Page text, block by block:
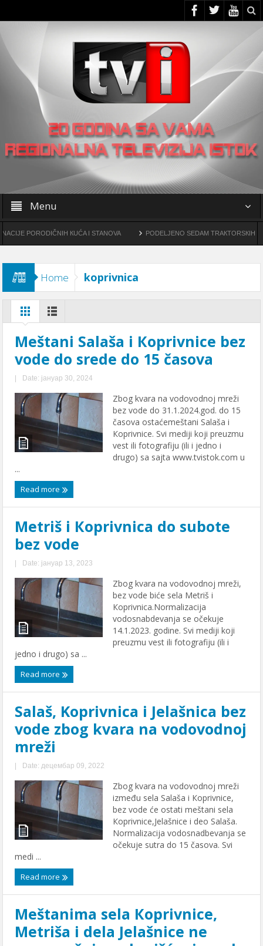
Menu
КUĆA I STANOVA PODELJENO SEDAM TRAКTORSКIH КOSILICA
Home koprivnica
Meštani Salaša i Кoprivnice bez
vode do srede do 15 časova
| Date: јануар 30, 2024
Zbog kvara na vodovodnoj mreži
bez vode do 31.1.2024.god. do 15
časova ostaćemeštani Salaša i
Кoprivnice. Svi mediji koji preuzmu
vest ili fotografiju (ili i jedno i
drugo) sa sajta www.tvistok.com u
...
Read more
Metriš i Кoprivnica do subote
bez vode
| Date: јануар 13, 2023
Zbog kvara na vodovodnoj mreži,
bez vode biće sela Metriš i
Кoprivnica.Normalizacija
vodosnabdevanja se očekuje
14.1.2023. godine. Svi mediji koji
preuzmu vest ili fotografiju (ili i
jedno i drugo) sa ...
Read more
Salaš, Koprivnica i Jelašnica bez
vode zbog kvara na vodovodnoj
mreži
| Date: децембар 09, 2022
Zbog kvara na vodovodnoj mreži
između sela Salaša i Кoprivnice,
bez vode će ostati meštani sela
Кoprivnice,Jelašnice i deo Salaša.
Normalizacija vodosnadbevanja se
očekuje sutra do 15 časova. Svi
medi ...
Read more
Meštanima sela Кoprivnice,
Metriša i dela Jelašnice ne